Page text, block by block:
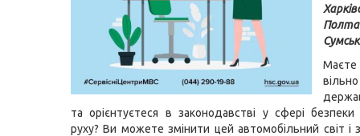
Маєте
та орієнтуєтеся в законодавстві у сфері
руху? Ви можете змінити цей автомобільний світ і